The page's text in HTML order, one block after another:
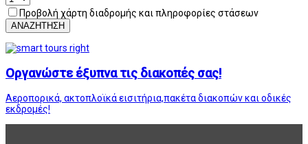
Προβολή χάρτη διαδρομής και πληροφορίες στάσεων
ΑΝΑΖΗΤΗΣΗ
Οργανώστε έξυπνα τις διακοπές σας!
Αεροπορικά, ακτοπλοϊκά εισιτήρια,πακέτα διακοπών και οδικές
εκδρομές!